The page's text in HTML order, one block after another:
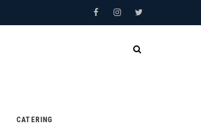
FacebookInstagramTwitter
CATERING